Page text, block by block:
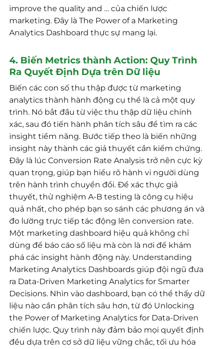
improve the quality and … của chiến lược
marketing. Đây là The Power of a Marketing
Analytics Dashboard thực sự mang lại.
4. Biến Metrics thành Action: Quy Trình
Ra Quyết Định Dựa trên Dữ liệu
Biến các con số thu thập được từ marketing
analytics thành hành động cụ thể là cả một quy
trình. Nó bắt đầu từ việc thu thập dữ liệu chính
xác, sau đó tiến hành phân tích sâu để tìm ra các
insight tiềm năng. Bước tiếp theo là biến những
insight này thành các giả thuyết cần kiểm chứng.
Đây là lúc Conversion Rate Analysis trở nên cực kỳ
quan trọng, giúp bạn hiểu rõ hành vi người dùng
trên hành trình chuyển đổi. Để xác thực giả
thuyết, thử nghiệm A-B testing là công cụ hiệu
quả nhất, cho phép bạn so sánh các phương án và
đo lường trực tiếp tác động lên conversion rate.
Một marketing dashboard hiệu quả không chỉ
dùng để báo cáo số liệu mà còn là nơi để khám
phá các insight hành động này. Understanding
Marketing Analytics Dashboards giúp đội ngũ đưa
ra Data-Driven Marketing Analytics for Smarter
Decisions. Nhìn vào dashboard, bạn có thể thấy dữ
liệu nào cần phân tích sâu hơn, từ đó Unlocking
the Power of Marketing Analytics for Data-Driven
chiến lược. Quy trình này đảm bảo mọi quyết định
đều dựa trên cơ sở dữ liệu vững chắc, tối ưu hóa